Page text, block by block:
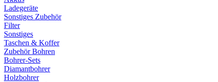
Ladegeräte
Sonstiges Zubehör
Filter
Sonstiges
Taschen & Koffer
Zubehör Bohren
Bohrer-Sets
Diamantbohrer
Holzbohrer